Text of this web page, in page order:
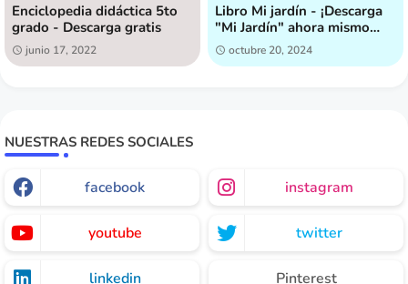
Enciclopedia didáctica 5to
grado - Descarga gratis
junio 17, 2022
Libro Mi jardín - ¡Descarga
"Mi Jardín" ahora mismo
[GRATIS]!
octubre 20, 2024
NUESTRAS REDES SOCIALES
facebook instagram
youtube twitter
linkedin Pinterest